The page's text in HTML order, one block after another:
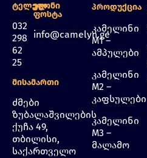
Ტელეფონი
032
298
62
25
Ელ.
Ფოსტა
info@camelyn.ge
Მისამართი
ძმები
ზუბალაშვილების
ქუჩა 49,
თბილისი,
საქართველო
Პროდუქცია
კამელინი
M1 –
ამპულები
კამელინი
M2 –
კაფსულები
კამელინი
M3 –
მალამო